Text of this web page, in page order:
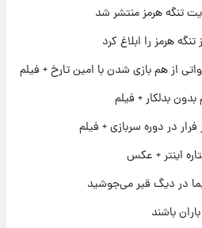
کالابرگ برای سه دهک؛ جزئیات اعلام
تازه فروش اقساطی سایپا اعلام شد؛
کوییک، اطلس، سهند و ساینا با اقساط
+ جدول
جدید برای بازار طلا؛ پیش‌بینی
و طلا فردا
تنگه هرمز منتشر شد
از هم بازی شدن با امین تارخ + فیلم
بدلکار + فیلم
در دوره سربازی + فیلم
اینتر + عکس
در دیگ قیر می‌جوشید
باشند